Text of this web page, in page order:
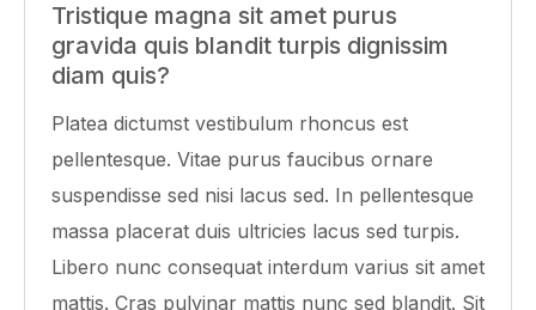
Tristique magna sit amet purus
gravida quis blandit turpis dignissim
diam quis?
Platea dictumst vestibulum rhoncus est
pellentesque. Vitae purus faucibus ornare
suspendisse sed nisi lacus sed. In pellentesque
massa placerat duis ultricies lacus sed turpis.
Libero nunc consequat interdum varius sit amet
mattis. Cras pulvinar mattis nunc sed blandit. Sit